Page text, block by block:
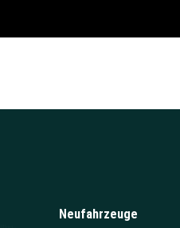
Neufahrzeuge